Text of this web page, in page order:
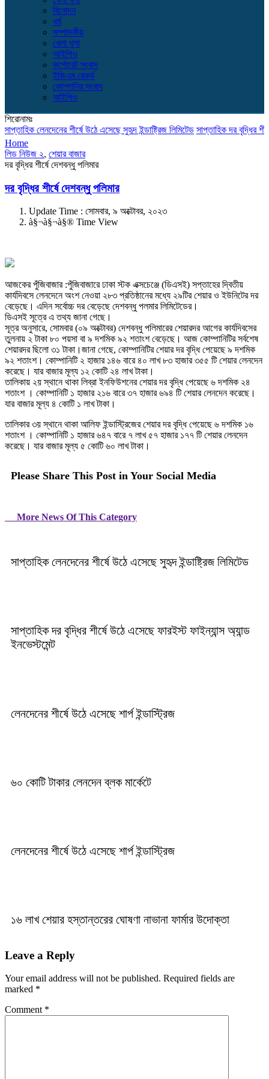
বিনোদন
ধর্ম
সম্পাদকীয়
খেলা ধুলা
আইপিও
কর্পোরেট সংবাদ
ইজিএম রেকর্ড
কোম্পানির সংবাদ
আইপিও
শিরোনামঃ
লেনদেনের শীর্ষে উঠে এসেছে সুহৃদ ইন্ডাষ্ট্রিজ লিমিটেড সাপ্তাহিক দর বৃদ্ধির
Home
লিড নিউজ ২, শেয়ার বাজার
দর বৃদ্ধির শীর্ষে দেশবন্ধু পলিমার
দর বৃদ্ধির শীর্ষে দেশবন্ধু পলিমার
Update Time : সোমবার, ৯ অক্টোবর, ২০২৩
à§¬à§¬à§® Time View
আজকের পুঁজিবাজার :পুঁজিবাজারে ঢাকা স্টক এক্সচেঞ্জে (ডিএসই) সপ্তাহের দ্বিতীয়
কার্যদিবসে লেনদেনে অংশ নেওয়া ২৮৩ প্রতিষ্ঠানের মধ্যে ২৯টির শেয়ার ও ইউনিটের দর
বেড়েছে। এদিন সর্বোচ্চ দর বেড়েছে দেশবন্ধু পলমার লিমিটেডের।
ডিএসই সূত্রে এ তথ্য জানা গেছে।
সূত্র অনুসারে, সোমবার (০৯ অক্টোবর) দেশবন্ধু পলিমারের শেয়ারদর আগের কার্যদিবসের
তুলনায় ২ টাকা ৮০ পয়সা বা ৯ দশমিক ৯২ শতাংশ বেড়েছে। আজ কোম্পানিটির সর্বশেষ
শেয়ারদর ছিলো ৩১ টাকা।জানা গেছে, কোম্পানিটির শেয়ার দর বৃদ্ধি পেয়েছে ৯ দশমিক
৯২ শতাংশ। কোম্পানিটি ২ হাজার ১৪৬ বারে ৪০ লাখ ৮৩ হাজার ৩৫৫ টি শেয়ার লেনদেন
করেছে। যার বাজার মূল্য ১২ কোটি ২৪ লাখ টাকা।
তালিকায় ২য় স্থানে থাকা লিব্রা ইনফিউশনের শেয়ার দর বৃদ্ধি পেয়েছে ৬ দশমিক ২৪
শতাংশ । কোম্পানিটি ১ হাজার ২১৬ বারে ৩৭ হাজার ৬৯৪ টি শেয়ার লেনদেন করেছে।
যার বাজার মূল্য ৪ কোটি ১ লাখ টাকা।
তালিকার ৩য় স্থানে থাকা আলিফ ইন্ডাস্ট্রিজের শেয়ার দর বৃদ্ধি পেয়েছে ৬ দশমিক ১৬
শতাংশ । কোম্পানিটি ১ হাজার ৬৪৭ বারে ৭ লাখ ৫৭ হাজার ১৭৭ টি শেয়ার লেনদেন
করেছে। যার বাজার মূল্য ৫ কোটি ৬০ লাখ টাকা।
Please Share This Post in Your Social Media
More News Of This Category
সাপ্তাহিক লেনদেনের শীর্ষে উঠে এসেছে সুহৃদ ইন্ডাষ্ট্রিজ লিমিটেড
সাপ্তাহিক দর বৃদ্ধির শীর্ষে উঠে এসেছে ফারইস্ট ফাইন্যান্স অ্যান্ড
ইনভেস্টমেন্ট
লেনদেনের শীর্ষে উঠে এসেছে শার্প ইন্ডাস্ট্রিজ
৬০ কোটি টাকার লেনদেন ব্লক মার্কেটে
লেনদেনের শীর্ষে উঠে এসেছে শার্প ইন্ডাস্ট্রিজ
১৬ লাখ শেয়ার হস্তান্তরের ঘোষণা নাভানা ফার্মার উদোক্তা
Leave a Reply
Your email address will not be published. Required fields are
marked *
Comment *